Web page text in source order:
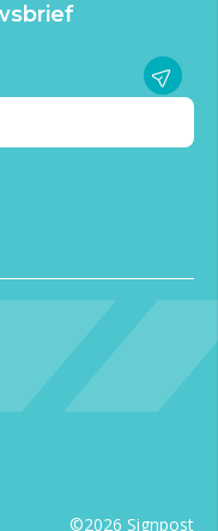
©2026 Signpost